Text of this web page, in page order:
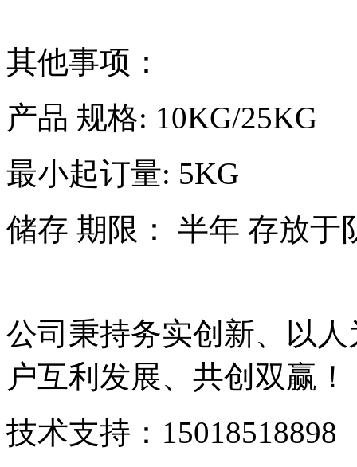
其他事项：
产品 规格: 10KG/25KG
最小起订量: 5KG
储存 期限： 半年 存放于
公司秉持务实创新、以
户互利发展、共创双赢！
技术支持：15018518898